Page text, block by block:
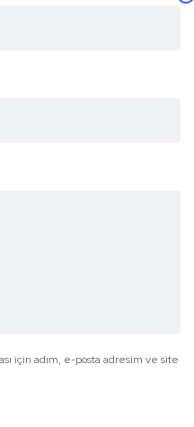
için adım, e-posta adresim ve site